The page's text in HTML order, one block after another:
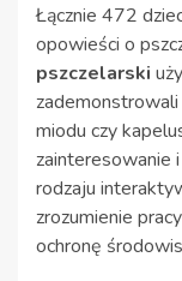
Łącznie 472
opowieści o
pszczelarski
zademonstrowali
miodu czy
zainteresowanie
rodzaju
zrozumienie
ochronę